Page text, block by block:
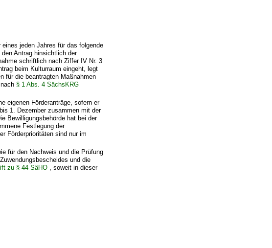
jeden Jahres für das folgende
Antrag hinsichtlich der
schriftlich nach Ziffer IV Nr. 3
beim Kulturraum eingeht, legt
für die beantragten Maßnahmen
§ 1 Abs. 4 SächsKRG
eigenen Förderanträge, sofern er
1. Dezember zusammen mit der
Bewilligungsbehörde hat bei der
Festlegung der
Förderprioritäten sind nur im
für den Nachweis und die Prüfung
und die
zu § 44 SäHO , soweit in dieser